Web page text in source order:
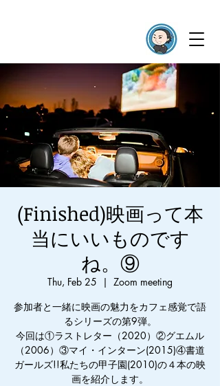
(Finished)映画って本
当にいいものです
ね。⑨
Thu, Feb 25
  |
Zoom meeting
参加者と一緒に映画の魅力をカフェ感覚で語
るシリーズの第9弾。
今回は①ラストレター（2020）②グエムル
（2006）③マイ・インターン(2015)④書道
ガールズ!!私たちの甲子園(2010)の４本の映
画を紹介します。